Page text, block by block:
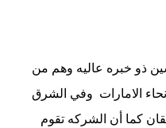
ذو خبره عاليه وهم من
الامارات وفي الشرق
كما أن الشركه تقوم